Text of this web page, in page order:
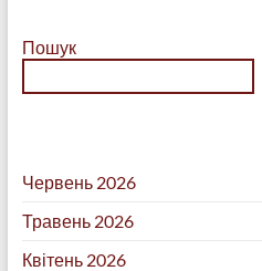
Пошук
Червень 2026
Травень 2026
Квітень 2026